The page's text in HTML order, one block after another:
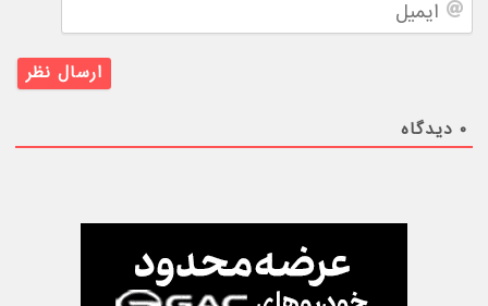
۰ دیدگاه